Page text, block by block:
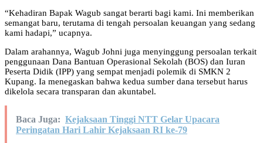
“Kehadiran Bapak Wagub sangat berarti bagi kami. Ini memberikan
semangat baru, terutama di tengah persoalan keuangan yang sedang
kami hadapi,” ucapnya.
Dalam arahannya, Wagub Johni juga menyinggung persoalan terkait
penggunaan Dana Bantuan Operasional Sekolah (BOS) dan Iuran
Peserta Didik (IPP) yang sempat menjadi polemik di SMKN 2
Kupang. Ia menegaskan bahwa kedua sumber dana tersebut harus
dikelola secara transparan dan akuntabel.
Baca Juga: Kejaksaan Tinggi NTT Gelar Upacara
Peringatan Hari Lahir Kejaksaan RI ke-79